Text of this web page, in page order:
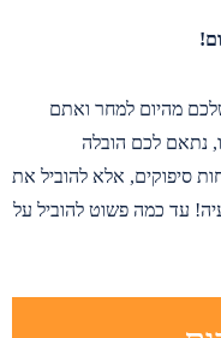
מהיום למחר ואתם
נתאם לכם הובלה
סיפוקים, אלא להוביל את
עד כמה פשוט להוביל על